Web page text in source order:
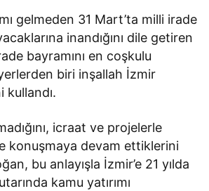
gelmeden 31 Mart’ta milli irade
inandığını dile getiren
bayramını en coşkulu
biri inşallah İzmir
kullandı.
icraat ve projelerle
konuşmaya devam ettiklerini
bu anlayışla İzmir’e 21 yılda
kamu yatırımı